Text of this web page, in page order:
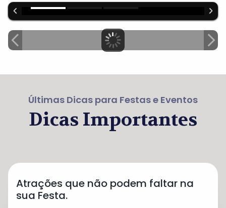
Últimas Dicas para Festas e Eventos
Dicas Importantes
Atrações que não podem faltar na
sua Festa.